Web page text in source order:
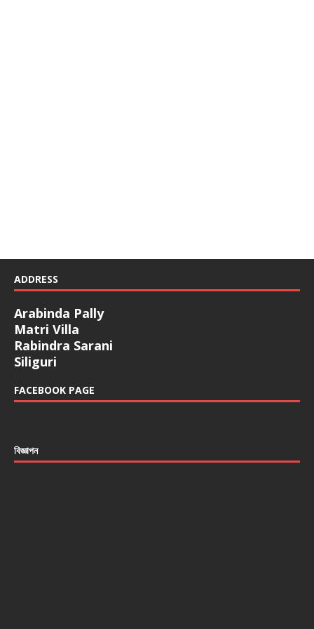
ADDRESS
Arabinda Pally
Matri Villa
Rabindra Sarani
Siliguri
FACEBOOK PAGE
বিজ্ঞাপন